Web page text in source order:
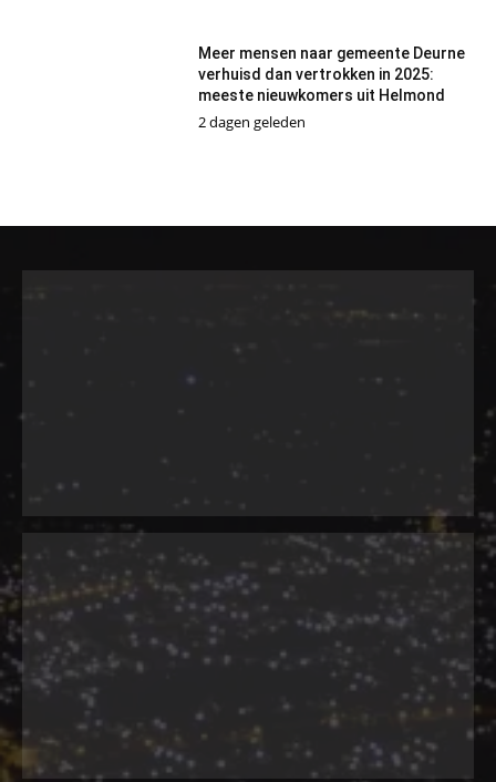
Meer mensen naar gemeente Deurne
verhuisd dan vertrokken in 2025:
meeste nieuwkomers uit Helmond
2 dagen geleden